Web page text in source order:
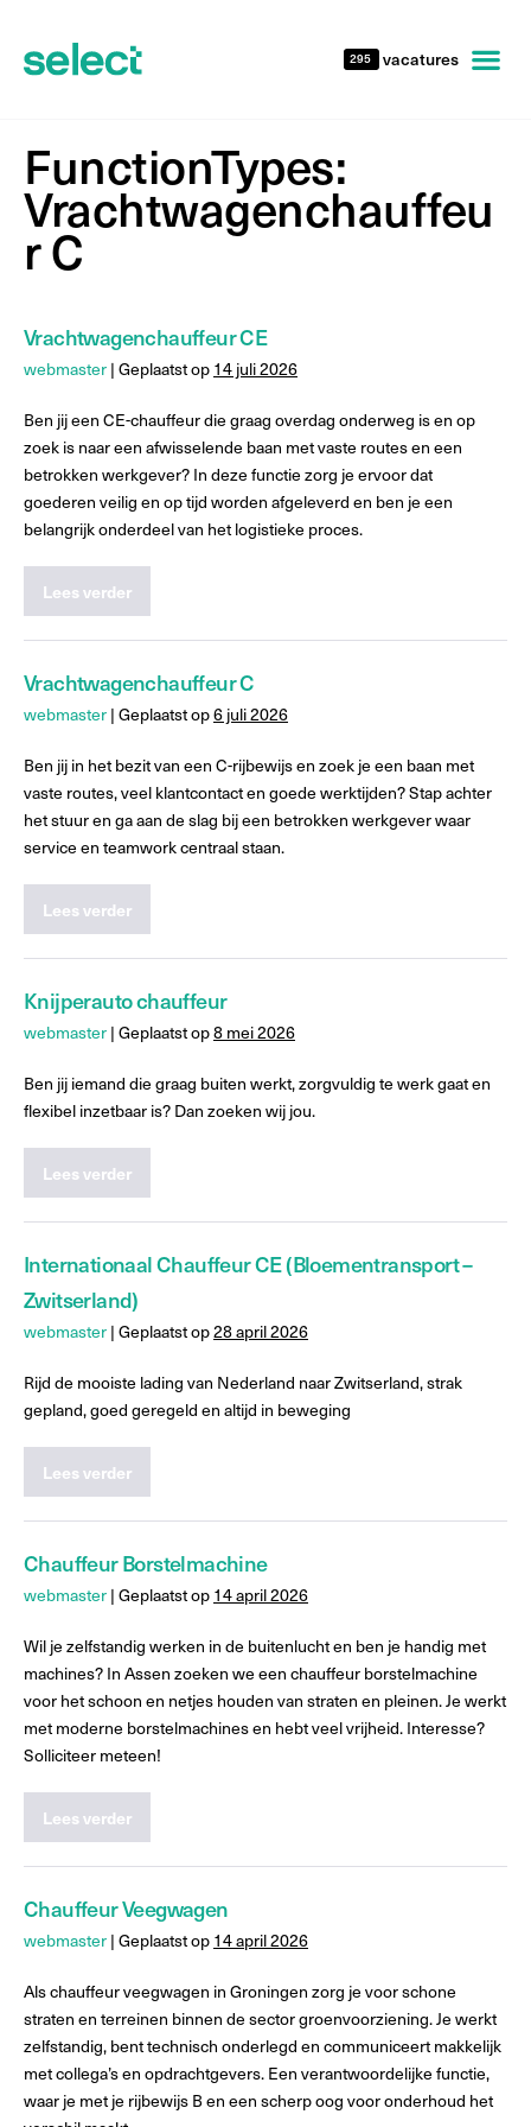
295 vacatures
FunctionTypes:
Vrachtwagenchauffeu
r C
Vrachtwagenchauffeur CE
webmaster | Geplaatst op 14 juli 2026
Ben jij een CE-chauffeur die graag overdag onderweg is en op
zoek is naar een afwisselende baan met vaste routes en een
betrokken werkgever? In deze functie zorg je ervoor dat
goederen veilig en op tijd worden afgeleverd en ben je een
belangrijk onderdeel van het logistieke proces.
Lees verder
Vrachtwagenchauffeur C
webmaster | Geplaatst op6 juli 2026
Ben jij in het bezit van een C-rijbewijs en zoek je een baan met
vaste routes, veel klantcontact en goede werktijden? Stap achter
het stuur en ga aan de slag bij een betrokken werkgever waar
service en teamwork centraal staan.
Lees verder
Knijperauto chauffeur
webmaster | Geplaatst op8 mei 2026
Ben jij iemand die graag buiten werkt, zorgvuldig te werk gaat en
flexibel inzetbaar is? Dan zoeken wij jou.
Lees verder
Internationaal Chauffeur CE (Bloementransport –
Zwitserland)
webmaster | Geplaatst op28 april 2026
Rijd de mooiste lading van Nederland naar Zwitserland, strak
gepland, goed geregeld en altijd in beweging
Lees verder
Chauffeur Borstelmachine
webmaster | Geplaatst op 14 april 2026
Wil je zelfstandig werken in de buitenlucht en ben je handig met
machines? In Assen zoeken we een chauffeur borstelmachine
voor het schoon en netjes houden van straten en pleinen. Je werkt
met moderne borstelmachines en hebt veel vrijheid. Interesse?
Solliciteer meteen!
Lees verder
Chauffeur Veegwagen
webmaster | Geplaatst op 14 april 2026
Als chauffeur veegwagen in Groningen zorg je voor schone
straten en terreinen binnen de sector groenvoorziening. Je werkt
zelfstandig, bent technisch onderlegd en communiceert makkelijk
met collega’s en opdrachtgevers. Een verantwoordelijke functie,
waar je met je rijbewijs B en een scherp oog voor onderhoud het